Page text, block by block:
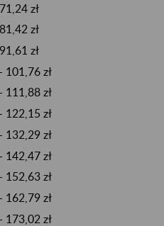
zł
zł
zł
101,76 zł
111,88 zł
122,15 zł
132,29 zł
142,47 zł
152,63 zł
162,79 zł
173,02 zł